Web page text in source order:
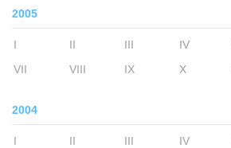
2005
I II III IV
VII
VIII IX X
2004
I II III IV